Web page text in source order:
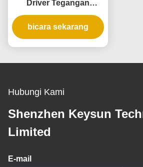
Driver Tegangan
Konstan
bicara sekarang
Hubungi Kami
Shenzhen Keysun
Limited
E-mail